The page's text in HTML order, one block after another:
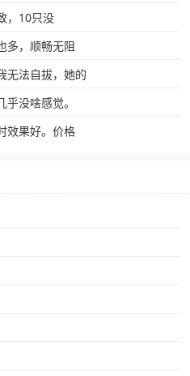
，10只没
多，顺畅无阻
无法自拔，她的
没啥感觉。
效果好。价格